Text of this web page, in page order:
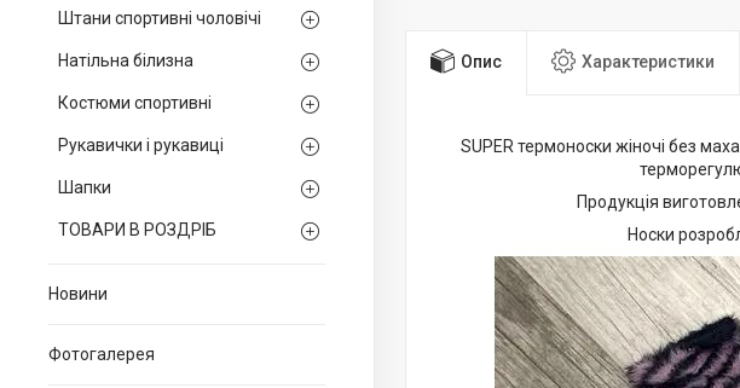
Штани спортивні чоловічі
Натільна білизна
Костюми спортивні
Рукавички і рукавиці
Шапки
ТОВАРИ В РОЗДРІБ
Новини
Фотогалерея
Опис Характеристики
SUPER термоноски жіночі без
Продукція
Носки